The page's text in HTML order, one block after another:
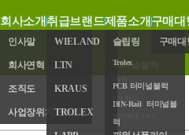
회사소개
인사말
회사연혁
조직도
사업장위치/연락처
취급브랜드
WIELAND
LTN
KRAUS
TROLEX
제품소개
슬립링
Trolex
터미널블럭
PCB 터미널블럭
DIN-Rail 터미널블
럭
엔코더
구매대
구매대